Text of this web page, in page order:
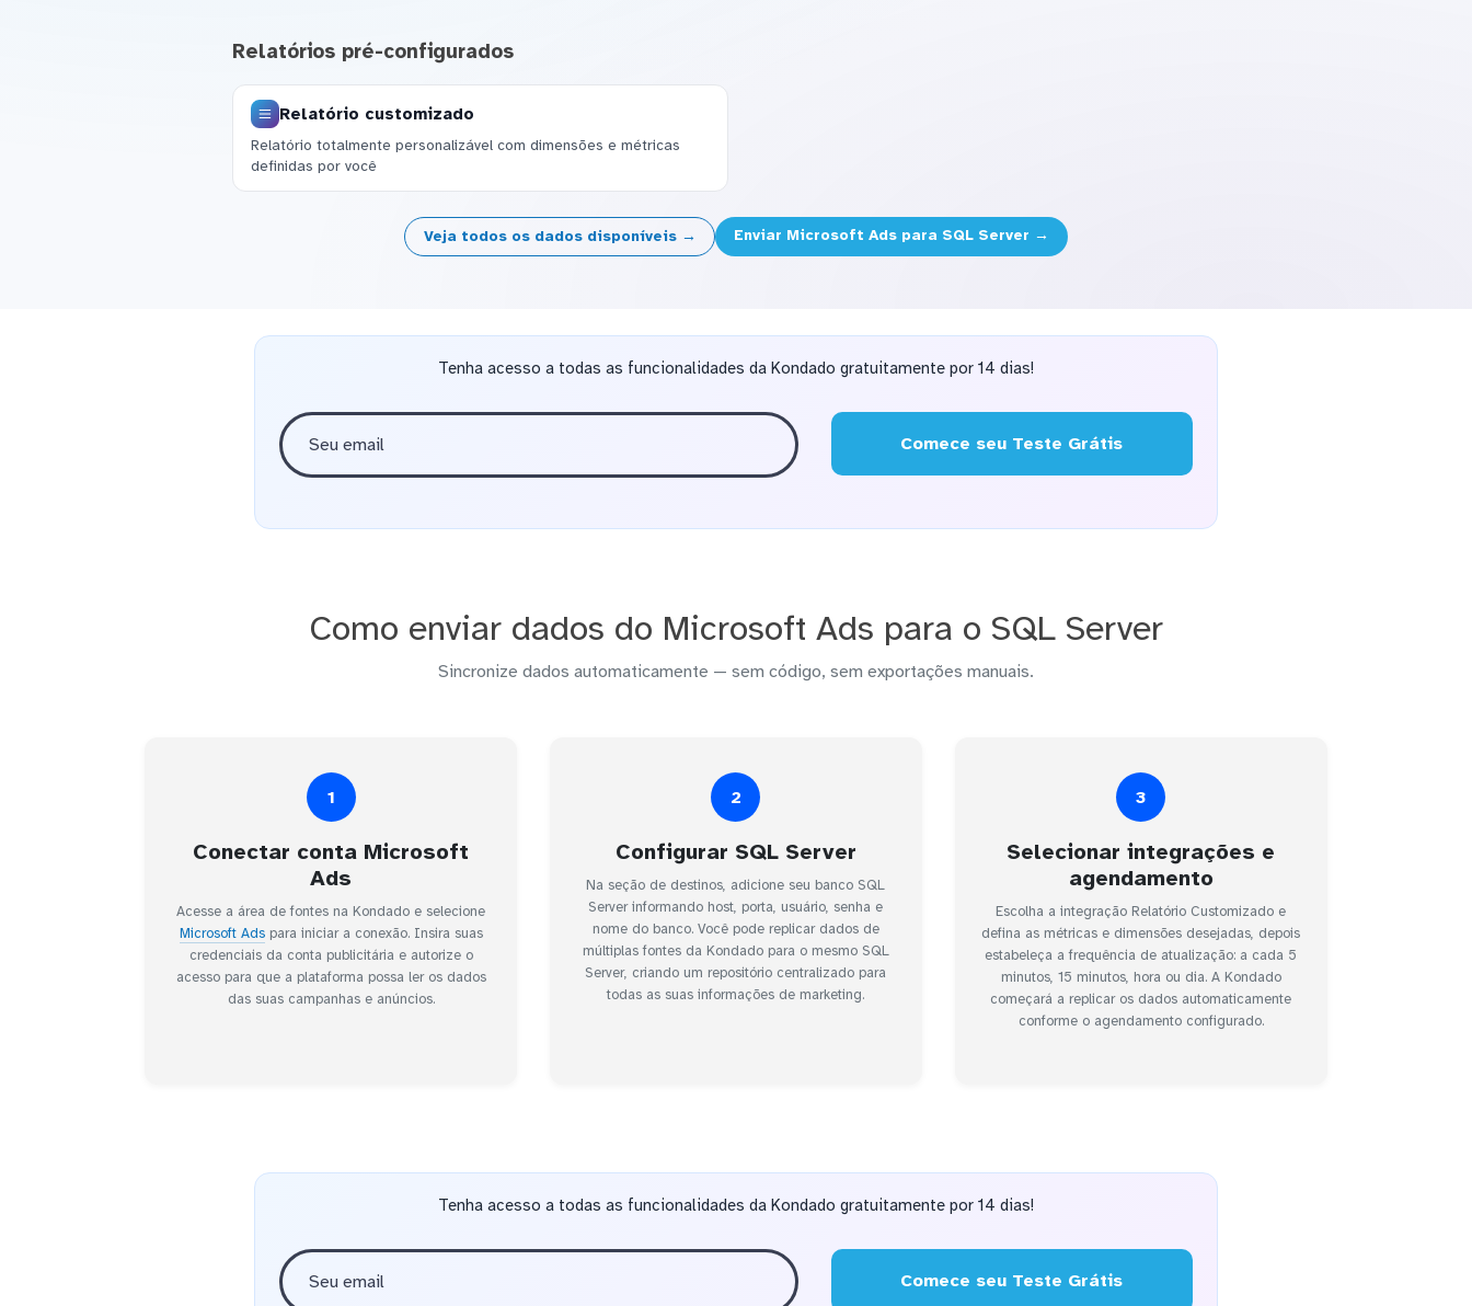
Relatórios pré-configurados
Relatório customizado
Relatório totalmente personalizável com dimensões e métricas
definidas por você
Veja todos os dados disponíveis → Enviar Microsoft Ads para SQL Server →
Tenha acesso a todas as funcionalidades da Kondado gratuitamente por 14 dias!
Comece seu Teste Grátis
Como enviar dados do Microsoft Ads para o SQL Server
Sincronize dados automaticamente — sem código, sem exportações manuais.
1
Conectar conta Microsoft
Ads
Acesse a área de fontes na Kondado e selecione
Microsoft Adspara iniciar a conexão. Insira suas
credenciais da conta publicitária e autorize o
acesso para que a plataforma possa ler os dados
das suas campanhas e anúncios.
2
Configurar SQL Server
Na seção de destinos, adicione seu banco SQL
Server informando host, porta, usuário, senha e
nome do banco. Você pode replicar dados de
múltiplas fontes da Kondado para o mesmo SQL
Server, criando um repositório centralizado para
todas as suas informações de marketing.
3
Selecionar integrações e
agendamento
Escolha a integração Relatório Customizado e
defina as métricas e dimensões desejadas, depois
estabeleça a frequência de atualização: a cada 5
minutos, 15 minutos, hora ou dia. A Kondado
começará a replicar os dados automaticamente
conforme o agendamento configurado.
Tenha acesso a todas as funcionalidades da Kondado gratuitamente por 14 dias!
Comece seu Teste Grátis